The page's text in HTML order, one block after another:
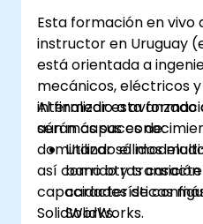
Esta formación en vivo
instructor en Uruguay
está orientada a
mecánicos, eléctricos
intermedio a avanzado
aún más sus
dominando el
así como otras
capacidades de
SolidWorks.
Al finalizar esta
serán capaces de:
Utilizar sólidos
barrido y
características
SolidWorks.